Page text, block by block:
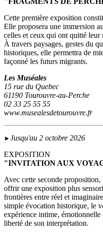
Cette première exposition
Elle proposera une immersion
celles et ceux qui ont quitté
À travers paysages, gestes du
historiques, elle permettra de
façonné les futurs migrants.
Les Muséales
15 rue du Quebec
61190 Tourouvre-au-Perche
02 33 25 55 55
www.musealesdetourouvre.fr
► Jusqu'au 2 octobre 2026
EXPOSITION
"INVITATION AUX
Avec cette seconde proposition,
offrir une exposition plus
frontières entre réel et
simple évocation historique, le
expérience intime, émotionnelle
liberté de son interprétation.